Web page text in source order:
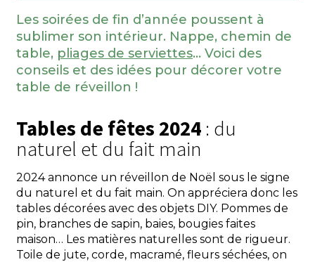
Les soirées de fin d’année poussent à
sublimer son intérieur. Nappe, chemin de
table, pliages de serviettes… Voici des
conseils et des idées pour décorer votre
table de réveillon !
Tables de fêtes 2024 : du
naturel et du fait main
2024 annonce un réveillon de Noël sous le signe
du naturel et du fait main. On appréciera donc les
tables décorées avec des objets DIY. Pommes de
pin, branches de sapin, baies, bougies faites
maison… Les matières naturelles sont de rigueur.
Toile de jute, corde, macramé, fleurs séchées, on